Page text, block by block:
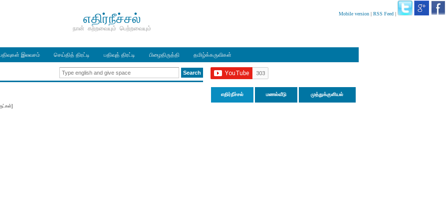
Mobile version | RSS Feed |
எதிர்நீச்சல்
நான் கற்றவையும் பெற்றவையும்
இலவசம் செய்தித் திரட்டி பதிவுத் திரட்டி பிழைதிருத்தி தமிழ்க்கருவிகள்
எதிர்நீச்சல் மணல்வீடு முத்துக்குளியல்